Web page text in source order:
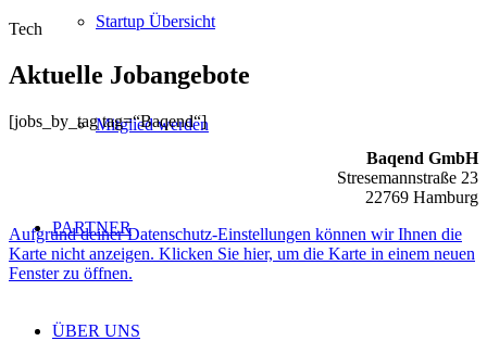
Startup Übersicht
Mitglied werden
PARTNER
ÜBER UNS
Tech
Aktuelle Jobangebote
[jobs_by_tag tag=“Baqend“]
Baqend GmbH
Stresemannstraße 23
22769 Hamburg
Aufgrund deiner Datenschutz-Einstellungen können wir Ihnen die
Karte nicht anzeigen. Klicken Sie hier, um die Karte in einem neuen
Fenster zu öffnen.